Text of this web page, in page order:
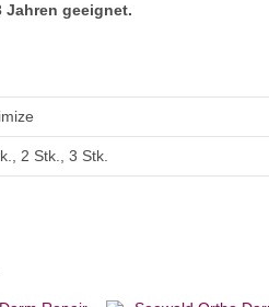
Jahren geeignet.
2 Stk., 3 Stk.